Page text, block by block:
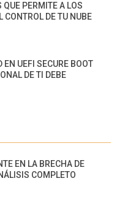
QUE PERMITE A LOS
CONTROL DE TU NUBE
EN UEFI SECURE BOOT
DE TI DEBE
EN LA BRECHA DE
COMPLETO